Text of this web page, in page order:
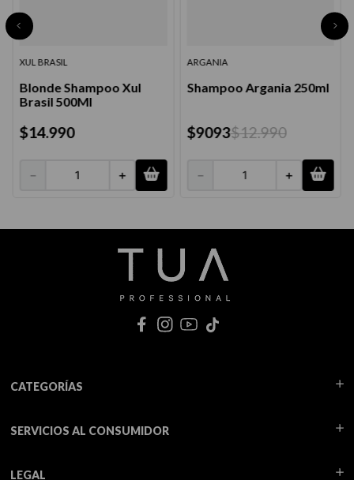
XUL BRASIL
Blonde Shampoo Xul
Brasil 500Ml
$14.990
＋
－
ARGANIA
Shampoo Argania 250ml
$9093$12.990
＋
－
CATEGORÍAS
SERVICIOS AL CONSUMIDOR
LEGAL